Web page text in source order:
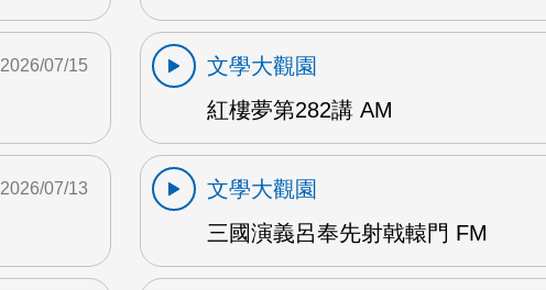
2026/07/15
文學大觀園
紅樓夢第282講 AM
2026/07/13
文學大觀園
三國演義呂奉先射戟轅門 FM